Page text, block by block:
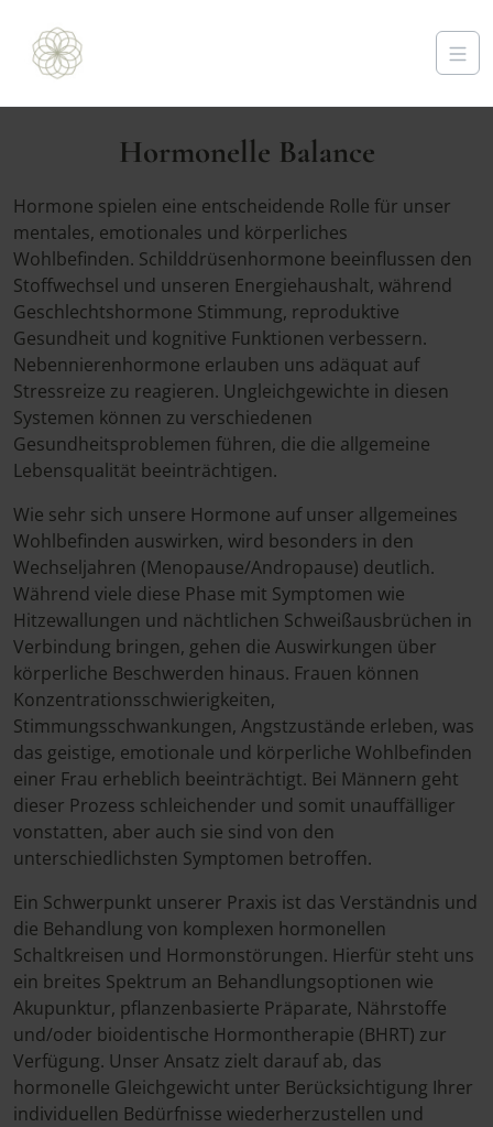
Hormonelle Balance
Hormone spielen eine entscheidende Rolle für unser
mentales, emotionales und körperliches
Wohlbefinden. Schilddrüsenhormone beeinflussen den
Stoffwechsel und unseren Energiehaushalt, während
Geschlechtshormone Stimmung, reproduktive
Gesundheit und kognitive Funktionen verbessern.
Nebennierenhormone erlauben uns adäquat auf
Stressreize zu reagieren. Ungleichgewichte in diesen
Systemen können zu verschiedenen
Gesundheitsproblemen führen, die die allgemeine
Lebensqualität beeinträchtigen.
Wie sehr sich unsere Hormone auf unser allgemeines
Wohlbefinden auswirken, wird besonders in den
Wechseljahren (Menopause/Andropause) deutlich.
Während viele diese Phase mit Symptomen wie
Hitzewallungen und nächtlichen Schweißausbrüchen in
Verbindung bringen, gehen die Auswirkungen über
körperliche Beschwerden hinaus. Frauen können
Konzentrationsschwierigkeiten,
Stimmungsschwankungen, Angstzustände erleben, was
das geistige, emotionale und körperliche Wohlbefinden
einer Frau erheblich beeinträchtigt. Bei Männern geht
dieser Prozess schleichender und somit unauffälliger
vonstatten, aber auch sie sind von den
unterschiedlichsten Symptomen betroffen.
Ein Schwerpunkt unserer Praxis ist das Verständnis und
die Behandlung von komplexen hormonellen
Schaltkreisen und Hormonstörungen. Hierfür steht uns
ein breites Spektrum an Behandlungsoptionen wie
Akupunktur, pflanzenbasierte Präparate, Nährstoffe
und/oder bioidentische Hormontherapie (BHRT) zur
Verfügung. Unser Ansatz zielt darauf ab, das
hormonelle Gleichgewicht unter Berücksichtigung Ihrer
individuellen Bedürfnisse wiederherzustellen und